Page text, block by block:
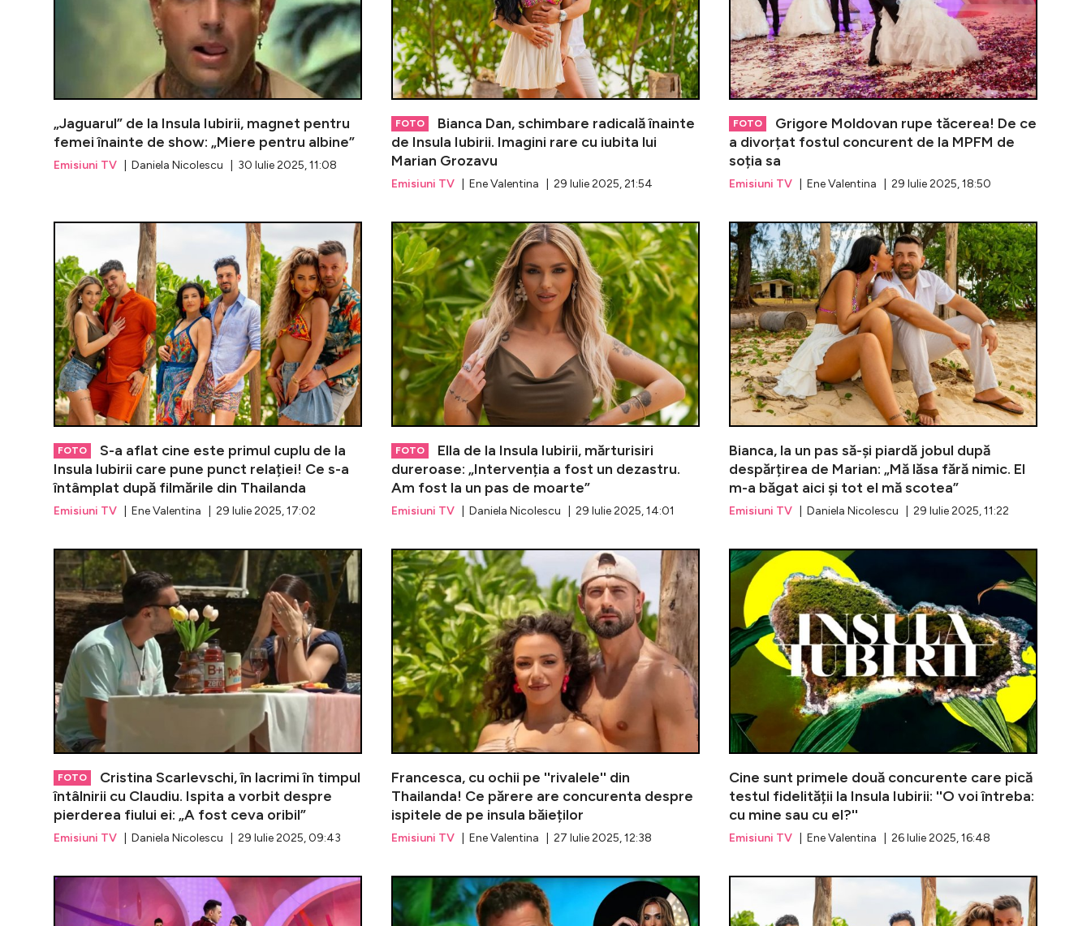
„Jaguarul” de la Insula Iubirii, magnet pentru
femei înainte de show: „Miere pentru albine”
Emisiuni TV | Daniela Nicolescu | 30 Iulie 2025, 11:08
FOTO
Bianca Dan, schimbare radicală înainte
de Insula Iubirii. Imagini rare cu iubita lui
Marian Grozavu
Emisiuni TV | Ene Valentina | 29 Iulie 2025, 21:54
FOTO
Grigore Moldovan rupe tăcerea! De ce
a divorțat fostul concurent de la MPFM de
soția sa
Emisiuni TV | Ene Valentina | 29 Iulie 2025, 18:50
FOTO
S-a aflat cine este primul cuplu de la
Insula Iubirii care pune punct relației! Ce s-a
întâmplat după filmările din Thailanda
Emisiuni TV | Ene Valentina | 29 Iulie 2025, 17:02
S-a aflat cine este primul cuplu de la Insula Iubirii care pune
FOTO
Ella de la Insula Iubirii, mărturisiri
dureroase: „Intervenția a fost un dezastru.
Am fost la un pas de moarte”
Emisiuni TV | Daniela Nicolescu | 29 Iulie 2025, 14:01
Ella de la
Bianca, la un pas să-și piardă jobul după
despărțirea de Marian: „Mă lăsa fără nimic. El
m-a băgat aici și tot el mă scotea”
Emisiuni TV | Daniela Nicolescu | 29 Iulie 2025, 11:22
FOTO
Cristina Scarlevschi, în lacrimi în timpul
întâlnirii cu Claudiu. Ispita a vorbit despre
pierderea fiului ei: „A fost ceva oribil”
Emisiuni TV | Daniela Nicolescu | 29 Iulie 2025, 09:43
Cristina Scarlevschi, în lacrimi în timpul întâlnirii cu Claudiu.
Francesca, cu ochii pe ''rivalele'' din
Thailanda! Ce părere are concurenta despre
ispitele de pe insula băieților
Emisiuni TV | Ene Valentina | 27 Iulie 2025, 12:38
Francesca,
Cine sunt primele două concurente care pică
testul fidelității la Insula Iubirii: ''O voi întreba:
cu mine sau cu el?''
Emisiuni TV | Ene Valentina | 26 Iulie 2025, 16:48
Grigore și Mariana Moldovan, cuplul de la MPFM, își spune adio
Fanii